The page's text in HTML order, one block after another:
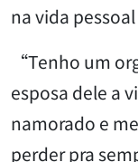
na vida
“Tenho um
esposa dele a
namorado e
perder pra